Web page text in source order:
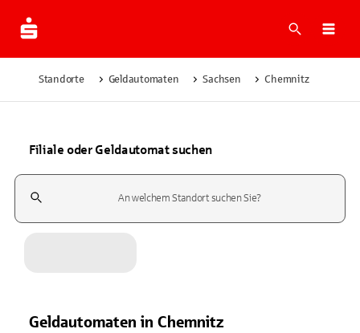
Suche
Standorte Geldautomaten Sachsen Chemnitz
Filiale oder Geldautomat suchen
Suchfeld
Geldautomaten in Chemnitz